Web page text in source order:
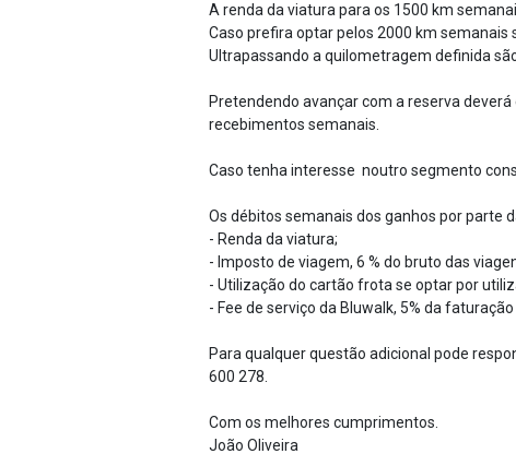
A renda da viatura para os 1500 km
Caso prefira optar pelos 2000 km semanais
Ultrapassando a quilometragem definida
Pretendendo avançar com a reserva
recebimentos semanais.
Caso tenha interesse noutro segmento
Os débitos semanais dos ganhos por parte
- Renda da viatura;
- Imposto de viagem, 6 % do bruto das
- Utilização do cartão frota se optar por
- Fee de serviço da Bluwalk, 5% da faturação
Para qualquer questão adicional pode
600 278.
Com os melhores cumprimentos.
João Oliveira